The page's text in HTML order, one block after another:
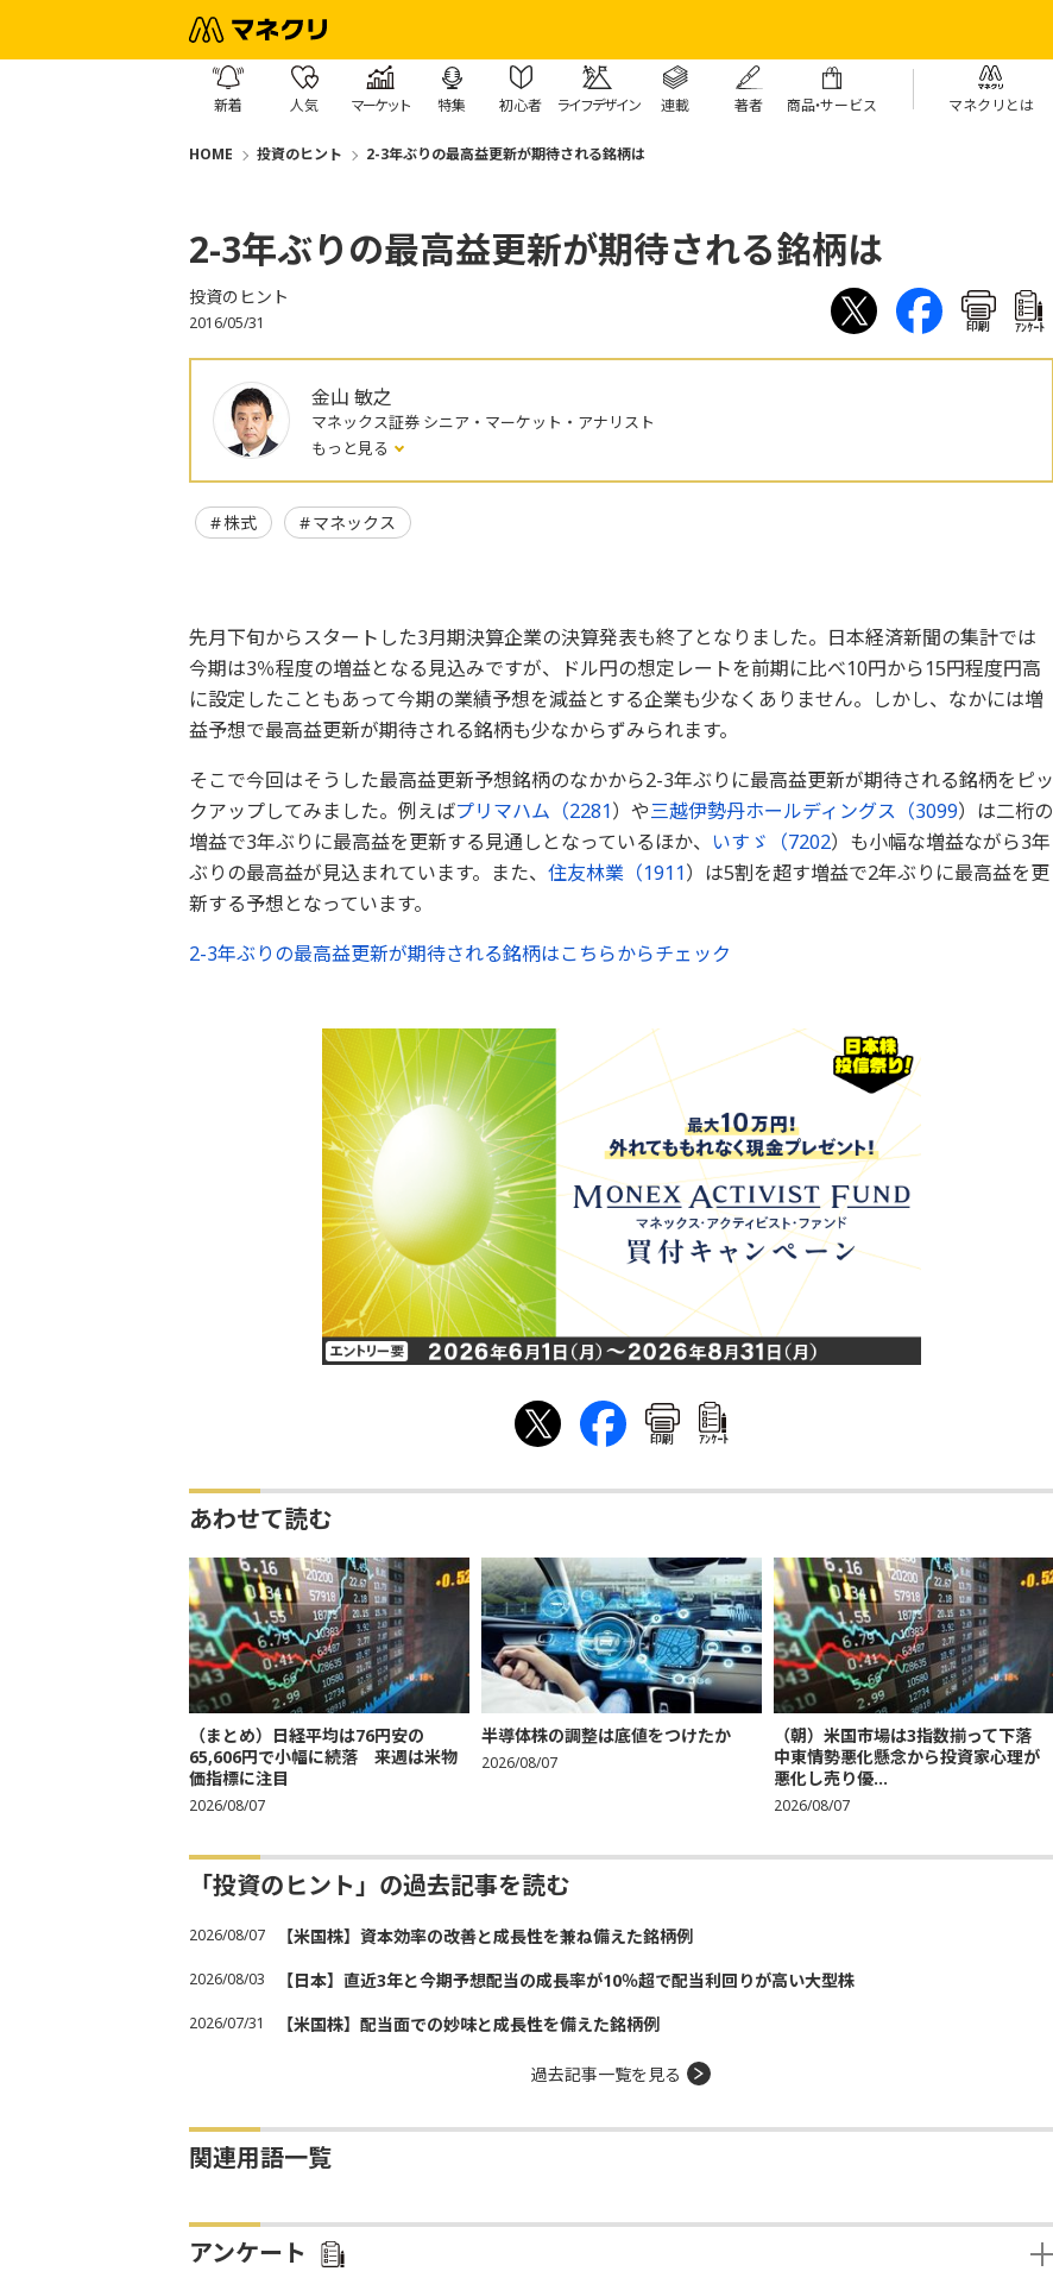
新着 人気 マーケット 特集 初心者 ライフデザイン 連載 著者 商品・サービス マネクリとは
HOME 投資のヒント 2-3年ぶりの最高益更新が期待される銘柄は
2-3年ぶりの最高益更新が期待される銘柄は
投資のヒント
2016/05/31 印刷 ｱﾝｹｰﾄ
金山 敏之
マネックス証券 シニア・マーケット・アナリスト
もっと見る
株式 マネックス
先月下旬からスタートした3月期決算企業の決算発表も終了となりました。日本経済新聞の集計では
今期は3％程度の増益となる見込みですが、ドル円の想定レートを前期に比べ10円から15円程度円高
に設定したこともあって今期の業績予想を減益とする企業も少なくありません。しかし、なかには増
益予想で最高益更新が期待される銘柄も少なからずみられます。
そこで今回はそうした最高益更新予想銘柄のなかから2-3年ぶりに最高益更新が期待される銘柄をピッ
クアップしてみました。例えばプリマハム（2281）や三越伊勢丹ホールディングス（3099）は二桁の
増益で3年ぶりに最高益を更新する見通しとなっているほか、 いすゞ（7202）も小幅な増益ながら3年
ぶりの最高益が見込まれています。また、 住友林業（1911）は5割を超す増益で2年ぶりに最高益を更
新する予想となっています。
2-3年ぶりの最高益更新が期待される銘柄はこちらからチェック
印刷 ｱﾝｹｰﾄ
あわせて読む
（まとめ）日経平均は76円安の
65,606円で小幅に続落 来週は米物
価指標に注目
2026/08/07
半導体株の調整は底値をつけたか
2026/08/07
（朝）米国市場は3指数揃って下落
中東情勢悪化懸念から投資家心理が
悪化し売り優...
2026/08/07
「投資のヒント」の過去記事を読む
2026/08/07 【米国株】資本効率の改善と成長性を兼ね備えた銘柄例
2026/08/03 【日本】直近3年と今期予想配当の成長率が10％超で配当利回りが高い大型株
2026/07/31 【米国株】配当面での妙味と成長性を備えた銘柄例
過去記事一覧を見る
関連用語一覧
アンケート